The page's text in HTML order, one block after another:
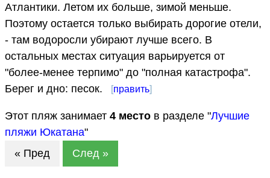
Атлантики. Летом их больше, зимой меньше.
Поэтому остается только выбирать дорогие отели,
- там водоросли убирают лучше всего. В
остальных местах ситуация варьируется от
"более-менее терпимо" до "полная катастрофа".
Берег и дно: песок.
[править]
Этот пляж занимает 4 место в разделе "Лучшие
пляжи Юкатана"
« Пред
След »